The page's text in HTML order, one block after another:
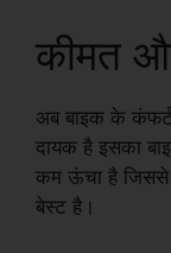
कीमत
अब बाइक के
दायक है इसका
कम ऊंचा है जिससे
बेस्ट है।